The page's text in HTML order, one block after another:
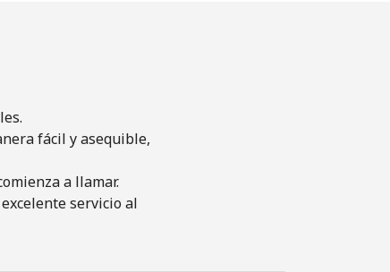
fácil y asequible,
a llamar.
servicio al